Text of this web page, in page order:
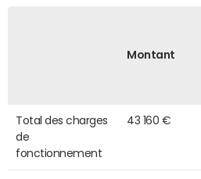
Montant
Total des charges
de
fonctionnement
43 160 €